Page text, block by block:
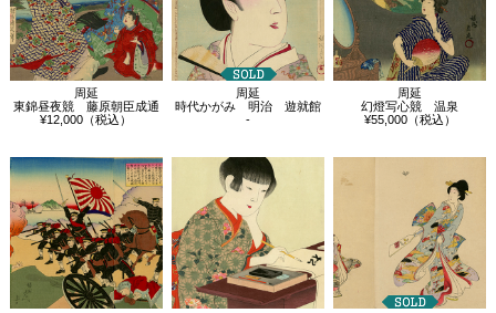
周延
東錦昼夜競 藤原朝臣成通
¥12,000（税込）
周延
時代かがみ 明治 遊就館
-
周延
幻燈写心競 温泉
¥55,000（税込）